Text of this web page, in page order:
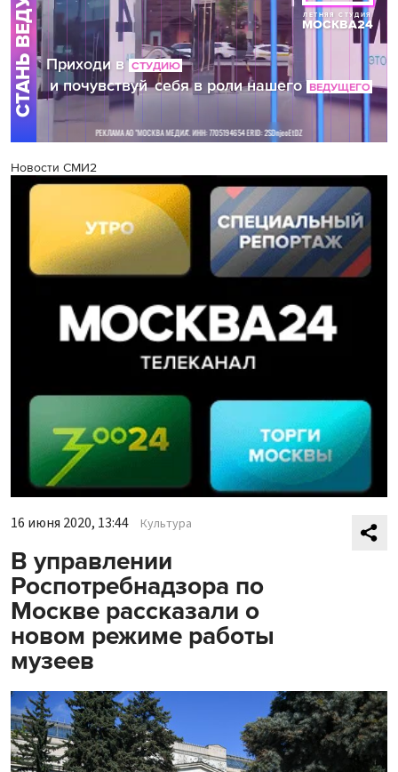
Новости СМИ2
16 июня 2020, 13:44 Культура
В управлении
Роспотребнадзора по
Москве рассказали о
новом режиме работы
музеев